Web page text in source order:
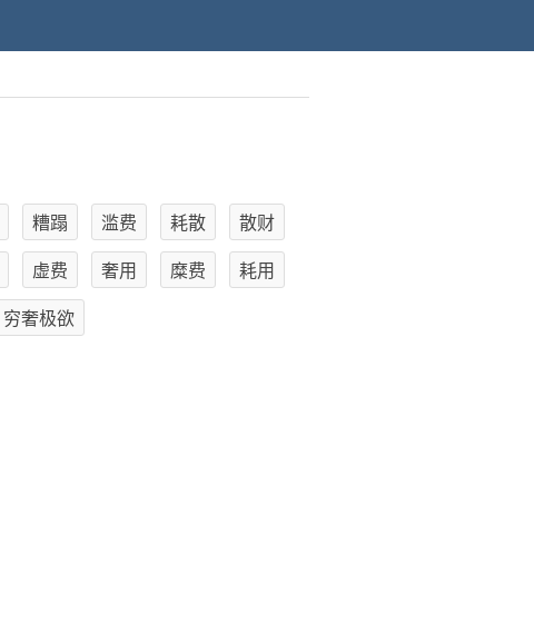
糟蹋 滥费 耗散
散财
虚费 奢用 糜费
耗用
穷奢极欲